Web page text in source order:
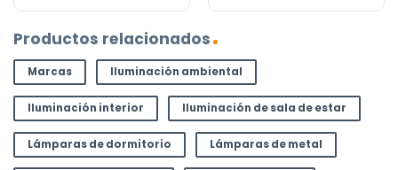
Productos relacionados
Marcas Iluminación ambiental
Iluminación interior Iluminación de sala de estar
Lámparas de dormitorio Lámparas de metal